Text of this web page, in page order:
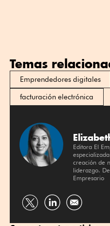
Temas
Emprendedores digitales
facturación electrónica
Editora El
creación de
liderazgo.
Empresario
CompartirCompartir